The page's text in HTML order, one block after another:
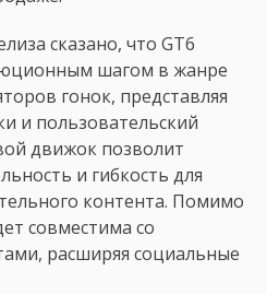
сказано, что GT6
шагом в жанре
гонок, представляя
и пользовательский
движок позволит
и гибкость для
контента. Помимо
совместима со
расширяя социальные